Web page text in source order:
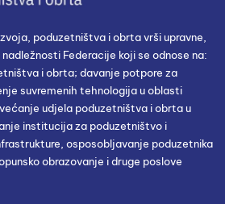
poduzetništva i obrta vrši upravne,
Federacije koji se odnose na:
i obrta; davanje potpore za
suvremenih tehnologija u oblasti
udjela poduzetništva i obrta u
institucija za poduzetništvo i
osposobljavanje poduzetnika
obrazovanje i druge poslove